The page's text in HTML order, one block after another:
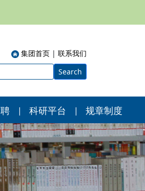
集团首页 | 联系我们
Search
| 科研平台 | 规章制度